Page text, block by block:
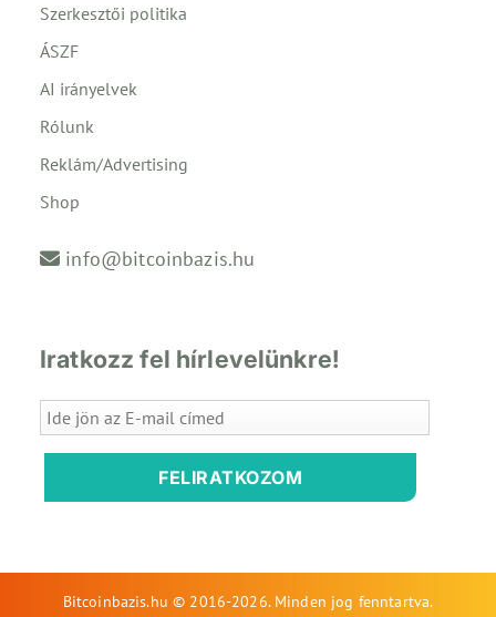
Szerkesztői politika
ÁSZF
AI irányelvek
Rólunk
Reklám/Advertising
Shop
info@bitcoinbazis.hu
Iratkozz fel hírlevelünkre!
FELIRATKOZOM
Bitcoinbazis.hu © 2016-2026. Minden jog fenntartva.